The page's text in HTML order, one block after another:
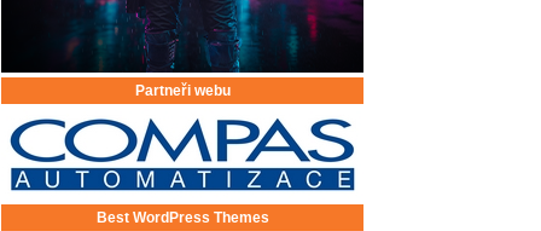
Partneři webu
Best WordPress Themes